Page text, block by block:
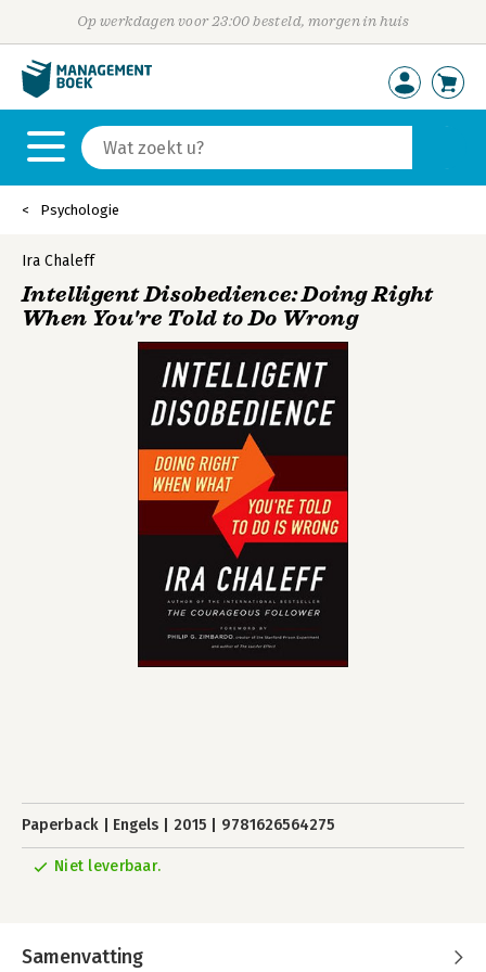
Op werkdagen voor 23:00 besteld, morgen in huis
Psychologie
Ira Chaleff
Intelligent Disobedience: Doing Right
When You're Told to Do Wrong
Paperback Engels 2015 9781626564275
Niet leverbaar.
Samenvatting